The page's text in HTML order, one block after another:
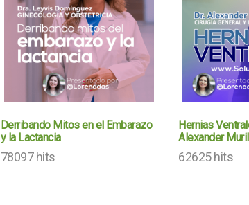
Derribando Mitos en el Embarazo
y la Lactancia
78097 hits
Hernias
Alexander
62625 hits